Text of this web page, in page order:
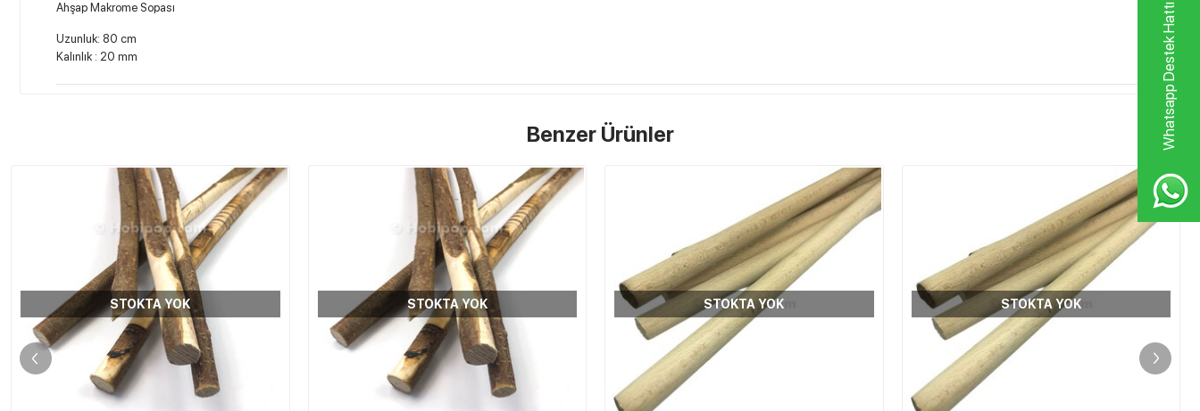
Whatsapp Destek Hattı
Ahşap Makrome Sopası
Uzunluk: 80 cm
Kalınlık : 20 mm
Benzer Ürünler
STOKTA YOK STOKTA YOK STOKTA YOK STOKTA YOK